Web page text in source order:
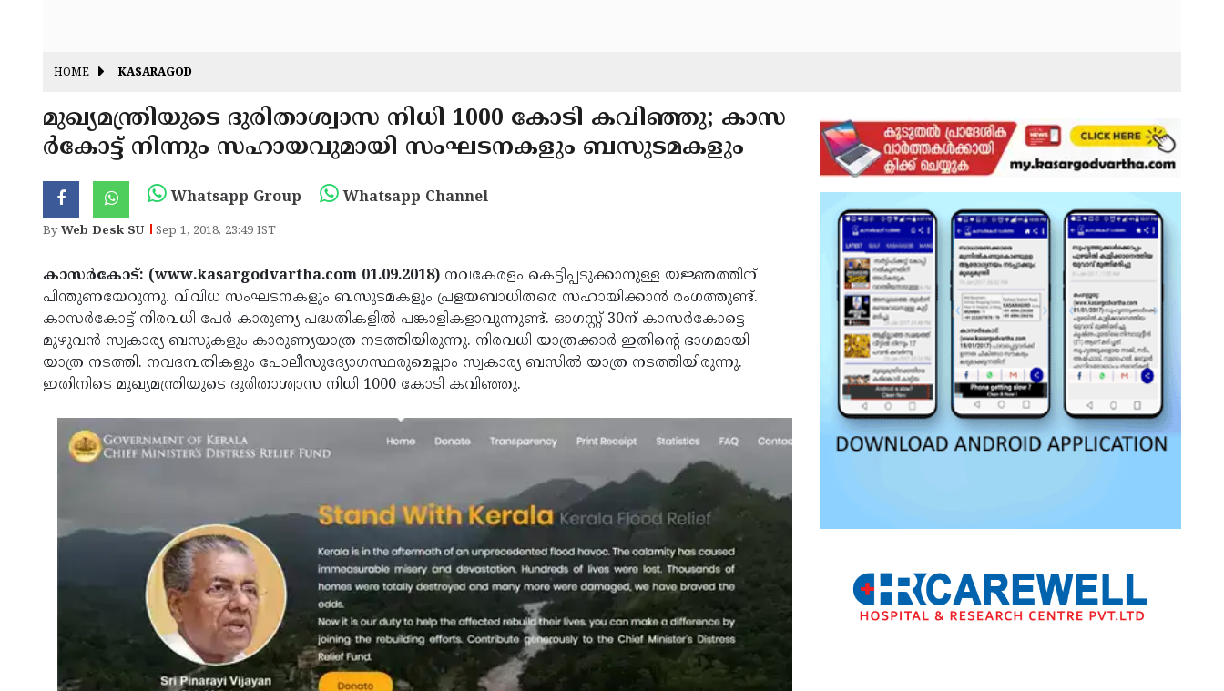
HOME KASARAGOD
മുഖ്യമന്ത്രിയുടെ ദുരിതാശ്വാസ നിധി 1000 കോടി കവിഞ്ഞു; കാസ
ര്‍കോട്ട് നിന്നും സഹായവുമായി സംഘടനകളും ബസുടമകളും
Whatsapp Group Whatsapp Channel
ByWeb Desk SU Sep 1, 2018, 23:49 IST
കാസര്‍കോട്: (www.kasargodvartha.com 01.09.2018) നവകേരളം കെട്ടിപ്പടുക്കാനുള്ള യജ്ഞത്തിന്
പിന്തുണയേറുന്നു. വിവിധ സംഘടനകളും ബസുടമകളും പ്രളയബാധിതരെ സഹായിക്കാന്‍ രംഗത്തുണ്ട്.
കാസര്‍കോട്ട് നിരവധി പേര്‍ കാരുണ്യ പദ്ധതികളില്‍ പങ്കാളികളാവുന്നുണ്ട്. ഓഗസ്റ്റ് 30ന് കാസര്‍കോട്ടെ
മുഴുവന്‍ സ്വകാര്യ ബസുകളും കാരുണ്യയാത്ര നടത്തിയിരുന്നു. നിരവധി യാത്രക്കാര്‍ ഇതിന്റെ ഭാഗമായി
യാത്ര നടത്തി. നവദമ്പതികളും പോലീസുദ്യോഗസ്ഥരുമെല്ലാം സ്വകാര്യ ബസില്‍ യാത്ര നടത്തിയിരുന്നു.
ഇതിനിടെ മുഖ്യമന്ത്രിയുടെ ദുരിതാശ്വാസ നിധി 1000 കോടി കവിഞ്ഞു.